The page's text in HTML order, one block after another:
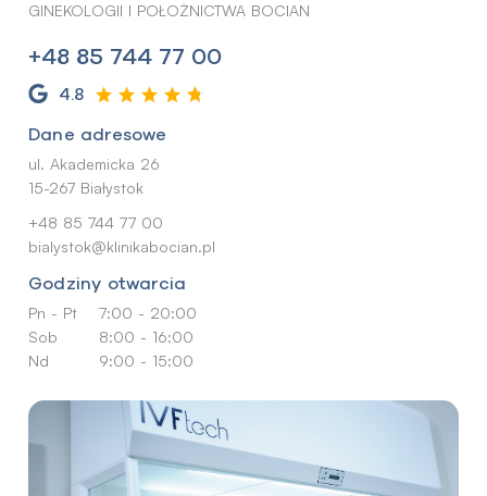
GINEKOLOGII I POŁOŻNICTWA BOCIAN
+48 85 744 77 00
4.8
Dane adresowe
ul. Akademicka 26
15-267 Białystok
+48 85 744 77 00
bialystok@klinikabocian.pl
Godziny otwarcia
Pn - Pt
Sob
Nd
7:00 - 20:00
8:00 - 16:00
9:00 - 15:00